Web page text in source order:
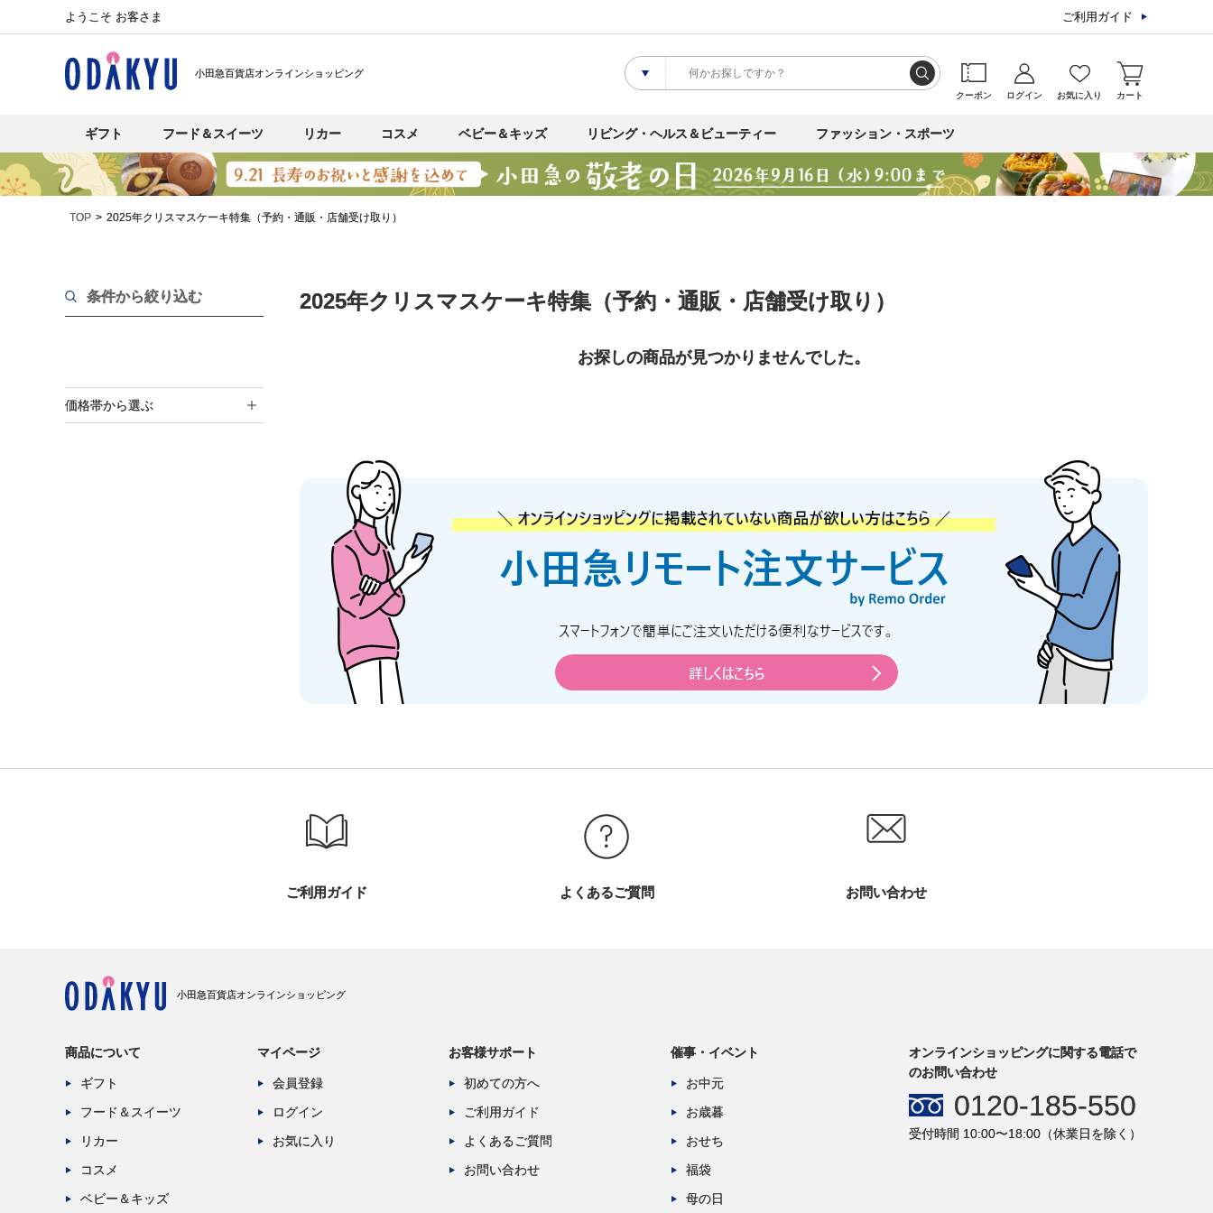
ようこそ お客さま ご利用ガイド
小田急百貨店オンラインショッピング
クーポン ログイン お気に入り カート
ギフト フード＆スイーツ リカー コスメ ベビー＆キッズ リビング・ヘルス＆ビューティー ファッション・スポーツ
TOP 2025年クリスマスケーキ特集（予約・通販・店舗受け取り）
条件から絞り込む
価格帯から選ぶ
2025年クリスマスケーキ特集（予約・通販・店舗受け取り）
お探しの商品が見つかりませんでした。
ご利用ガイド よくあるご質問 お問い合わせ
小田急百貨店オンラインショッピング
商品について
ギフト
フード＆スイーツ
リカー
コスメ
ベビー＆キッズ
マイページ
会員登録
ログイン
お気に入り
お客様サポート
初めての方へ
ご利用ガイド
よくあるご質問
お問い合わせ
催事・イベント
お中元
お歳暮
おせち
福袋
母の日
オンラインショッピングに関する電話で
のお問い合わせ
0120-185-550
受付時間 10:00〜18:00（休業日を除く）